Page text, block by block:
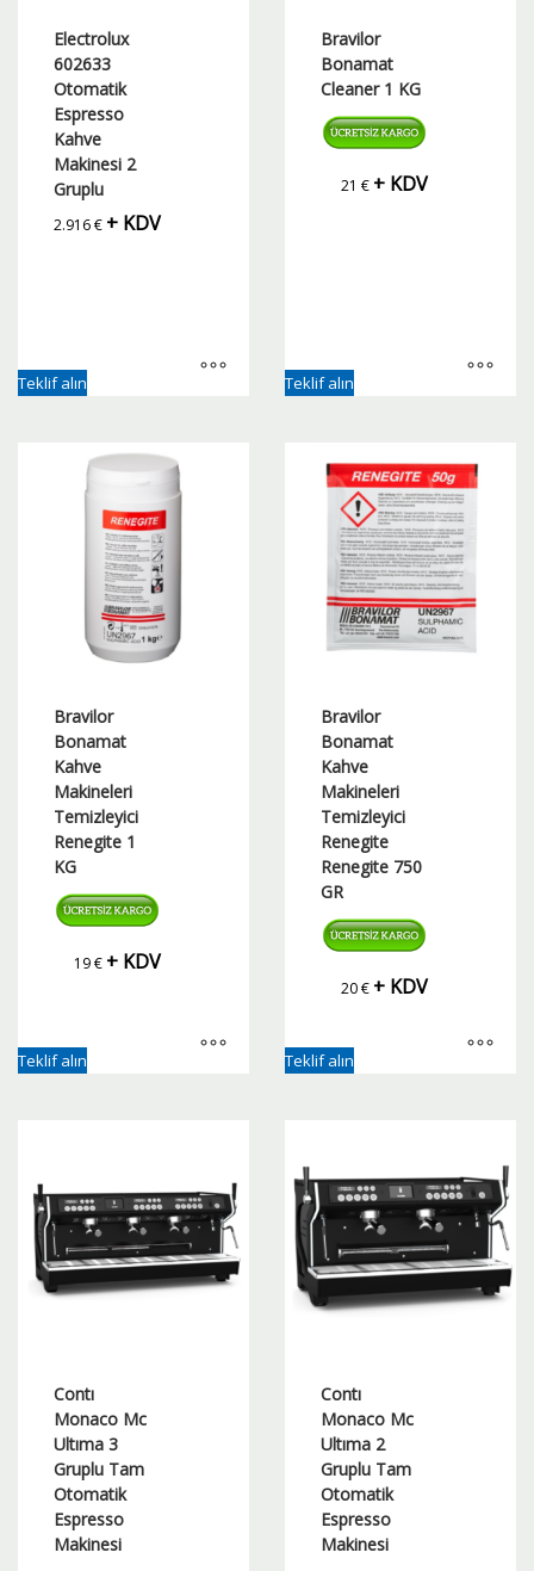
Electrolux
602633
Otomatik
Espresso
Kahve
Makinesi 2
Gruplu
2.916€ + KDV
Teklif alın
Bravilor
Bonamat
Cleaner 1 KG
21 € + KDV
Teklif alın
Bravilor
Bonamat
Kahve
Makineleri
Temizleyici
Renegite 1
KG
19€ + KDV
Teklif alın
Bravilor
Bonamat
Kahve
Makineleri
Temizleyici
Renegite
Renegite 750
GR
20€ + KDV
Teklif alın
Contı
Monaco Mc
Ultıma 3
Gruplu Tam
Otomatik
Espresso
Makinesi
Contı
Monaco Mc
Ultıma 2
Gruplu Tam
Otomatik
Espresso
Makinesi